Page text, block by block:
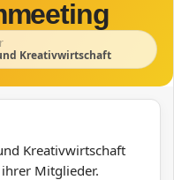
Kreativwirtschaft
Kreativwirtschaft
Mitglieder.